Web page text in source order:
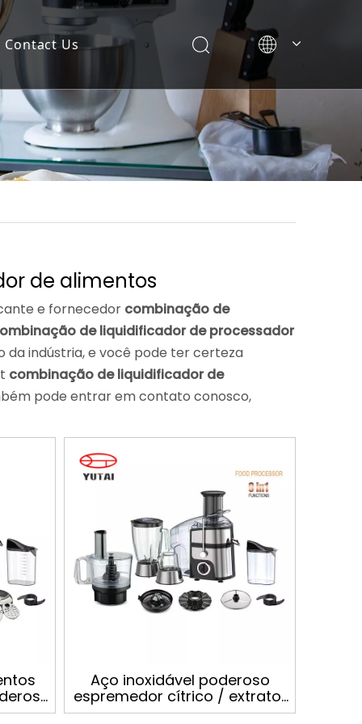
Contact Us
de alimentos
e fornecedor combinação de
de liquidificador de processador
da indústria, e você pode ter certeza
combinação de liquidificador de
pode entrar em contato conosco,
de
Aço inoxidável poderoso
espremedor cítrico / extrator
de suco